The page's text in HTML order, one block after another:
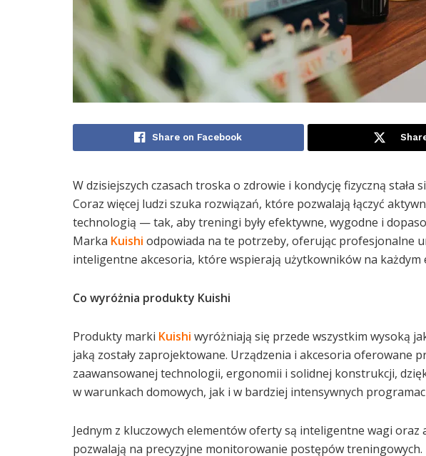
Share on Facebook
W dzisiejszych czasach troska o zdrowie i kondycję fizyczną stała
Coraz więcej ludzi szuka rozwiązań, które pozwalają łączyć
technologią — tak, aby treningi były efektywne, wygodne i
Marka Kuishi odpowiada na te potrzeby, oferując profesjonalne
inteligentne akcesoria, które wspierają użytkowników na
Co wyróżnia produkty Kuishi
Produkty marki Kuishi wyróżniają się przede wszystkim wysoką
jaką zostały zaprojektowane. Urządzenia i akcesoria oferowane
zaawansowanej technologii, ergonomii i solidnej konstrukcji,
w warunkach domowych, jak i w bardziej intensywnych
Jednym z kluczowych elementów oferty są inteligentne wagi oraz
pozwalają na precyzyjne monitorowanie postępów